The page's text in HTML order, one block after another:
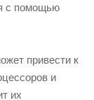
с помощью
привести к
и
их